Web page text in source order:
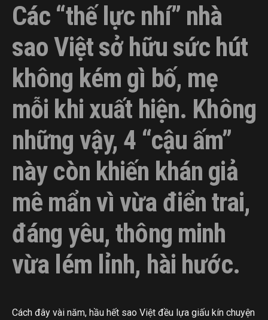
Các “thế lực nhí” nhà
sao Việt sở hữu sức hút
không kém gì bố, mẹ
mỗi khi xuất hiện. Không
những vậy, 4 “cậu ấm”
này còn khiến khán giả
mê mẩn vì vừa điển trai,
đáng yêu, thông minh
vừa lém lỉnh, hài hước.
Cách đây vài năm, hầu hết sao Việt đều lựa giấu kín chuyện